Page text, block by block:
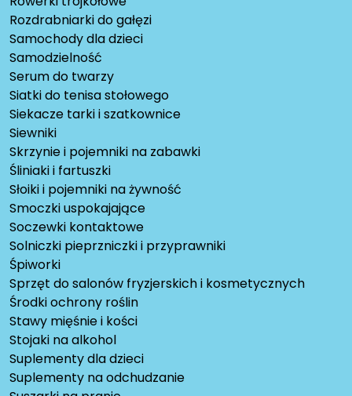
Rozdrabniarki do gałęzi
Samochody dla dzieci
Samodzielność
Serum do twarzy
Siatki do tenisa stołowego
Siekacze tarki i szatkownice
Siewniki
Skrzynie i pojemniki na zabawki
Śliniaki i fartuszki
Słoiki i pojemniki na żywność
Smoczki uspokajające
Soczewki kontaktowe
Solniczki pieprzniczki i przyprawniki
Śpiworki
Sprzęt do salonów fryzjerskich i kosmetycznych
Środki ochrony roślin
Stawy mięśnie i kości
Stojaki na alkohol
Suplementy dla dzieci
Suplementy na odchudzanie